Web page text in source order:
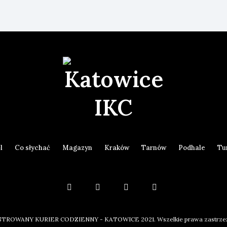
Co słychać Magazyn Kraków Tarnów Podhale
KURIER CODZIENNY - KATOWICE 2021. Wszelkie prawa